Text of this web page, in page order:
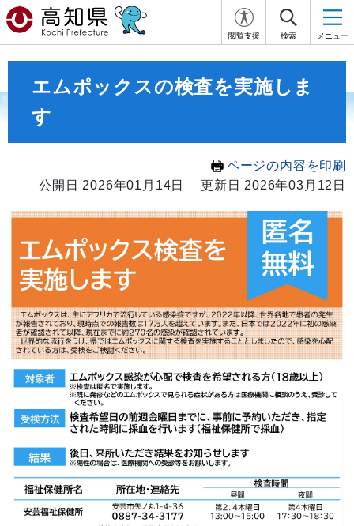
閲覧支援 検索 メニュー
エムポックスの検査を実施しま
す
ページの内容を印刷
公開日 2026年01月14日
更新日 2026年03月12日